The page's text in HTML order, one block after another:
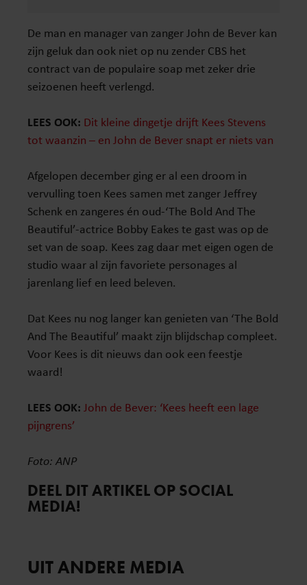
De man en manager van zanger John de Bever kan
zijn geluk dan ook niet op nu zender CBS het
contract van de populaire soap met zeker drie
seizoenen heeft verlengd.
LEES OOK: Dit kleine dingetje drijft Kees Stevens
tot waanzin – en John de Bever snapt er niets van
Afgelopen december ging er al een droom in
vervulling toen Kees samen met zanger Jeffrey
Schenk en zangeres én oud-‘The Bold And The
Beautiful’-actrice Bobby Eakes te gast was op de
set van de soap. Kees zag daar met eigen ogen de
studio waar al zijn favoriete personages al
jarenlang lief en leed beleven.
Dat Kees nu nog langer kan genieten van ‘The Bold
And The Beautiful’ maakt zijn blijdschap compleet.
Voor Kees is dit nieuws dan ook een feestje
waard!
LEES OOK: John de Bever: ‘Kees heeft een lage
pijngrens’
Foto: ANP
DEEL DIT ARTIKEL OP SOCIAL
MEDIA!
UIT ANDERE MEDIA